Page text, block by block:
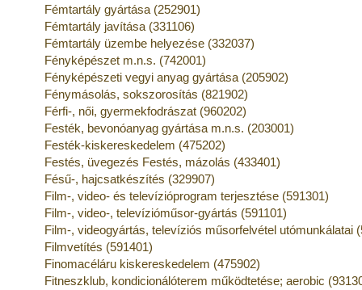
Fémtartály gyártása (252901)
Fémtartály javítása (331106)
Fémtartály üzembe helyezése (332037)
Fényképészet m.n.s. (742001)
Fényképészeti vegyi anyag gyártása (205902)
Fénymásolás, sokszorosítás (821902)
Férfi-, női, gyermekfodrászat (960202)
Festék, bevonóanyag gyártása m.n.s. (203001)
Festék-kiskereskedelem (475202)
Festés, üvegezés Festés, mázolás (433401)
Fésű-, hajcsatkészítés (329907)
Film-, video- és televízióprogram terjesztése (591301)
Film-, video-, televízióműsor-gyártás (591101)
Film-, videogyártás, televíziós műsorfelvétel utómunkálatai
Filmvetítés (591401)
Finomacéláru kiskereskedelem (475902)
Fitneszklub, kondicionálóterem működtetése; aerobic